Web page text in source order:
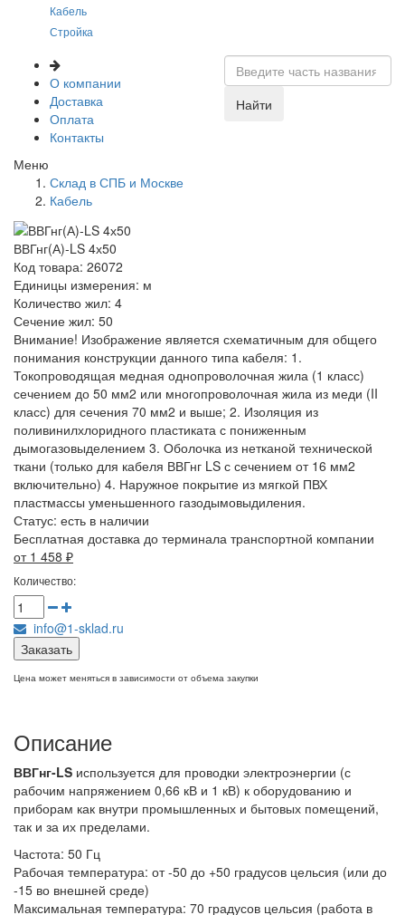
Кабель
Стройка
О компании
Доставка
Оплата
Контакты
Найти
Меню
Склад в СПБ и Москве
Кабель
ВВГнг(А)-LS 4х50
Код товара: 26072
Единицы измерения: м
Количество жил: 4
Сечение жил: 50
Внимание! Изображение является схематичным для общего
понимания конструкции данного типа кабеля: 1.
Токопроводящая медная однопроволочная жила (1 класс)
сечением до 50 мм2 или многопроволочная жила из меди (II
класс) для сечения 70 мм2 и выше; 2. Изоляция из
поливинилхлоридного пластиката с пониженным
дымогазовыделением 3. Оболочка из нетканой технической
ткани (только для кабеля ВВГнг LS с сечением от 16 мм2
включительно) 4. Наружное покрытие из мягкой ПВХ
пластмассы уменьшенного газодымовыдиления.
Статус: есть в наличии
Бесплатная доставка до терминала транспортной компании
от 1 458 ₽
Количество:
info@1-sklad.ru
Заказать
Цена может меняться в зависимости от объема закупки
Описание
ВВГнг-LS используется для проводки электроэнергии (с
рабочим напряжением 0,66 кВ и 1 кВ) к оборудованию и
приборам как внутри промышленных и бытовых помещений,
так и за их пределами.
Частота: 50 Гц
Рабочая температура: от -50 до +50 градусов цельсия (или до
-15 во внешней среде)
Максимальная температура: 70 градусов цельсия (работа в